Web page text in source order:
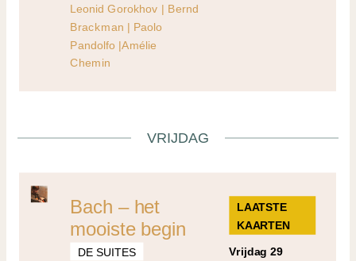
Leonid Gorokhov | Bernd
Brackman | Paolo
Pandolfo |Amélie
Chemin
VRIJDAG
Bach – het
mooiste begin
DE SUITES
LAATSTE
KAARTEN
vrijdag 29